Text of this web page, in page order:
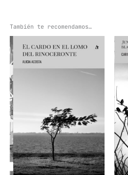
También te recomendamos…